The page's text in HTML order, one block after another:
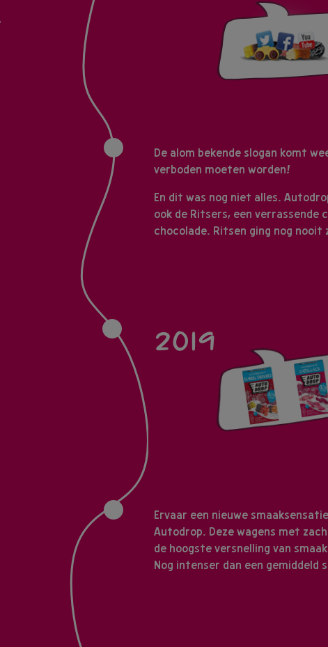
De alom bekende slogan komt
verboden moeten worden!
En dit was nog niet alles.
ook de Ritsers, een verrassende
chocolade. Ritsen ging nog nooit
2019
Ervaar een nieuwe
Autodrop. Deze wagens met
de hoogste versnelling van
Nog intenser dan een gemiddeld